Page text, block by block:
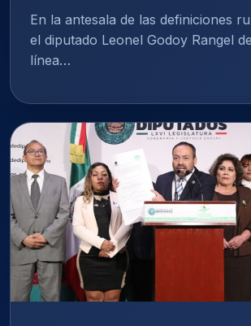
En la antesala de las definiciones
el diputado Leonel Godoy Rangel
línea…